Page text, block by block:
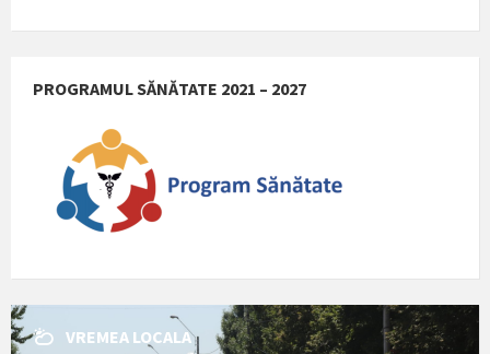
PROGRAMUL SĂNĂTATE 2021 – 2027
VREMEA LOCALA